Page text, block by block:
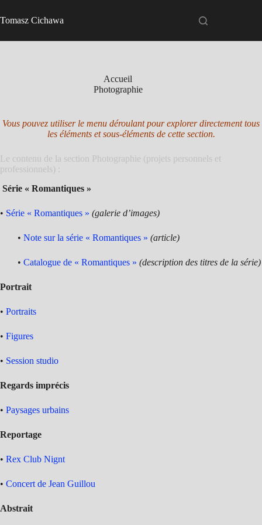
au
contenu
Tomasz Cichawa
Accueil
Photographie
Vous pouvez utiliser le menu déroulant pour explorer directement tous
les éléments et sous-éléments de cette section.
Le contenu de la section Photographie (projets personnels et
professionnels) :
Série « Romantiques »
• Série « Romantiques » (galerie d’images)
• Note sur la série « Romantiques » (article)
• Catalogue de « Romantiques » (description des titres de la série)
Portrait
• Portraits
• Figures
• Session studio
Regards imprécis
• Paysages urbains
Reportage
• Rex Club Nignt
• Concert de Jean Guillou
Abstrait